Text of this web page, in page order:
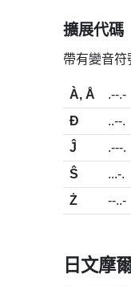
擴展代碼
帶有變音符
À, Å .--.-
Ð
..--.
Ĵ
.---.
Ŝ
...-.
Ż
--..-
日文摩